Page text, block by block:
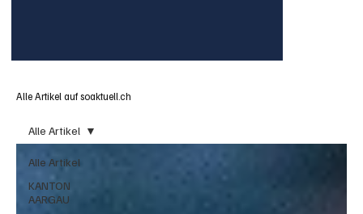
Alle Artikel auf soaktuell.ch
Alle Artikel
KANTON
AARGAU
Alle Artikel